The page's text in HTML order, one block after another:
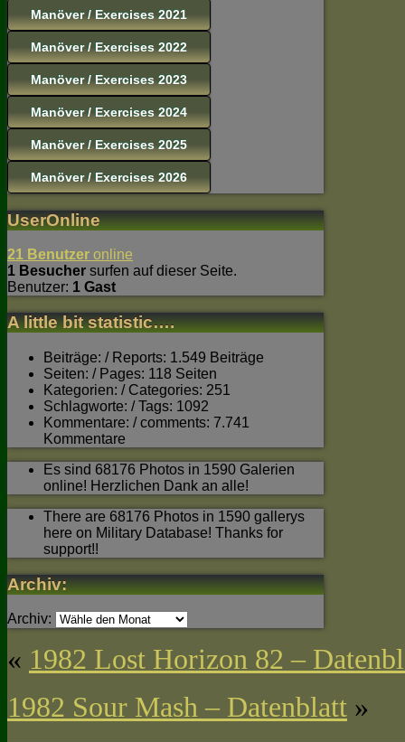
Manöver / Exercises 2021
Manöver / Exercises 2022
Manöver / Exercises 2023
Manöver / Exercises 2024
Manöver / Exercises 2025
Manöver / Exercises 2026
UserOnline
21 Benutzer online
1 Besucher surfen auf dieser Seite.
Benutzer: 1 Gast
A little bit statistic….
Beiträge: / Reports: 1.549 Beiträge
Seiten: / Pages: 118 Seiten
Kategorien: / Categories: 251
Schlagworte: / Tags: 1092
Kommentare: / comments: 7.741
Kommentare
Es sind 68176 Photos in 1590 Galerien
online! Herzlichen Dank an alle!
There are 68176 Photos in 1590 gallerys
here on Military Database! Thanks for
support!!
Archiv:
Archiv:
« 1982 Lost Horizon 82 –
1982 Sour Mash – Datenblatt »